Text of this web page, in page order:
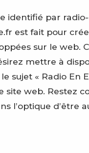
identifié par
est fait pour
sur le web.
mettre à
« Radio En
site web. Restez
l’optique d’être